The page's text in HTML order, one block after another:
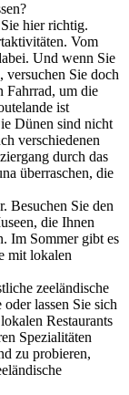
hier richtig.
Vom
Und wenn Sie
versuchen Sie doch
Fahrrad, um die
ist
Dünen sind nicht
verschiedenen
durch das
überraschen, die
Besuchen Sie den
die Ihnen
Im Sommer gibt es
mit lokalen
zeeländische
lassen Sie sich
Restaurants
Spezialitäten
zu probieren,